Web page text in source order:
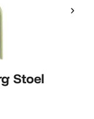
Stoel
Stoel